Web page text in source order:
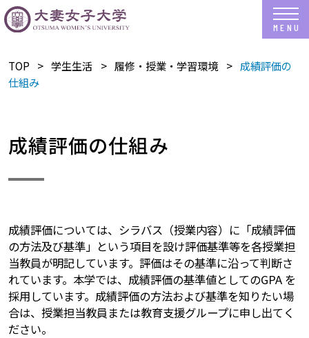
TOP ​学生生活 履修・授業・学習環境
成績評価の
仕組み
成績評価の仕組み
成績評価については、シラバス（授業内容）に「成績評価
の方法及び基準」という項目を設け評価基準等を各授業担
当教員が明記しています。評価はその基準に沿って判断さ
れています。本学では、成績評価の基準値としてのGPA を
採用しています。成績評価の方法および基準を知りたい場
合は、授業担当教員または教育支援グループに申し出てく
ださい。